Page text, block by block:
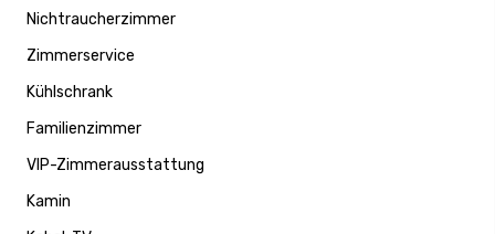
Nichtraucherzimmer
Zimmerservice
Kühlschrank
Familienzimmer
VIP-Zimmerausstattung
Kamin